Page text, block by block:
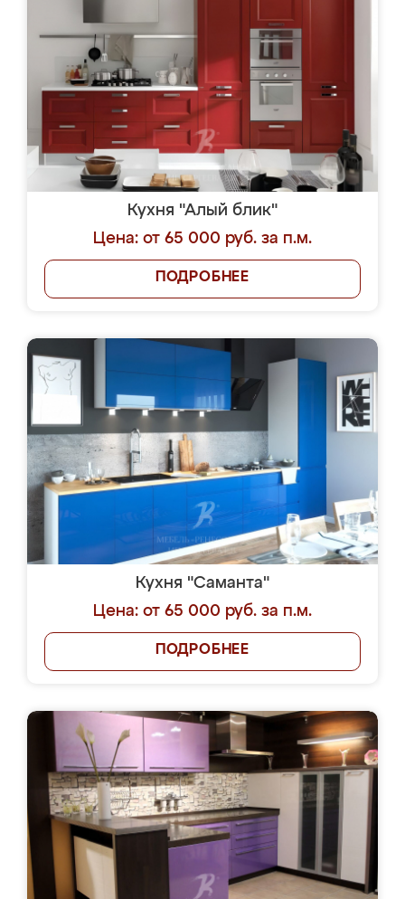
Кухня "Алый блик"
Цена: от 65 000 руб. за п.м.
ПОДРОБНЕЕ
Кухня "Саманта"
Цена: от 65 000 руб. за п.м.
ПОДРОБНЕЕ